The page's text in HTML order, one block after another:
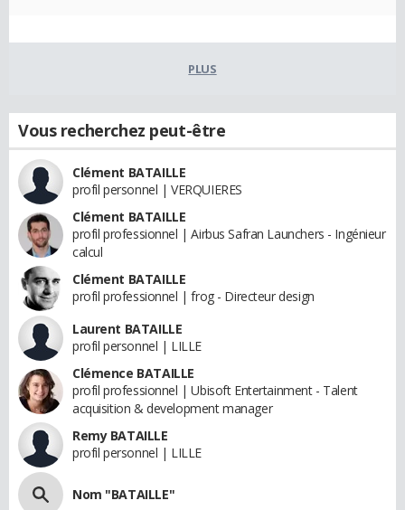
PLUS
Vous recherchez peut-être
Clément BATAILLE
profil personnel | VERQUIERES
Clément BATAILLE
profil professionnel | Airbus Safran Launchers - Ingénieur
calcul
Clément BATAILLE
profil professionnel | frog - Directeur design
Laurent BATAILLE
profil personnel | LILLE
Clémence BATAILLE
profil professionnel | Ubisoft Entertainment - Talent
acquisition & development manager
Remy BATAILLE
profil personnel | LILLE
Nom "BATAILLE"